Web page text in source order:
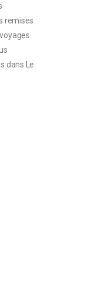
remises
dans Le